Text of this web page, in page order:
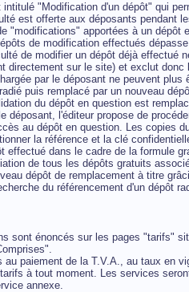
intitulé "Modification d'un dépôt" qui
est offerte aux déposants pendant
"modifications" apportées à un
de modification effectués
de modifier un dépôt déjà effectué
directement sur le site) et exclut
par le déposant ne peuvent
puis remplacé par un nouveau
du dépôt en question est
déposant, l'éditeur propose de
au dépôt en question. Les copies
la référence et la clé
effectué dans le cadre de la formule
de tous les dépôts gratuits
dépôt de remplacement à titre
du référencement d'un dépôt
sont énoncés sur les pages "tarifs"
paiement de la T.V.A., au taux en
à tout moment. Les services
annexe.